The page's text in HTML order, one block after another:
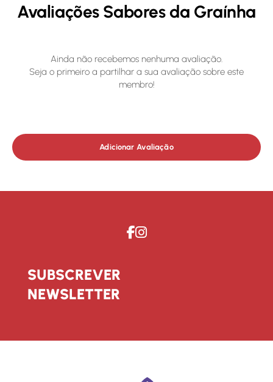
Avaliações Sabores da Graínha
Ainda não recebemos nenhuma avaliação.
Seja o primeiro a partilhar a sua avaliação sobre este
membro!
Adicionar Avaliação
SUBSCREVER
NEWSLETTER